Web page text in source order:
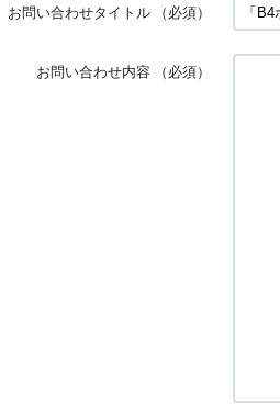
お問い合わせタイトル （必須）
お問い合わせ内容 （必須）